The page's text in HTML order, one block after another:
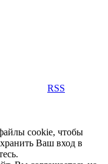
RSS
cookie, чтобы
Ваш вход в